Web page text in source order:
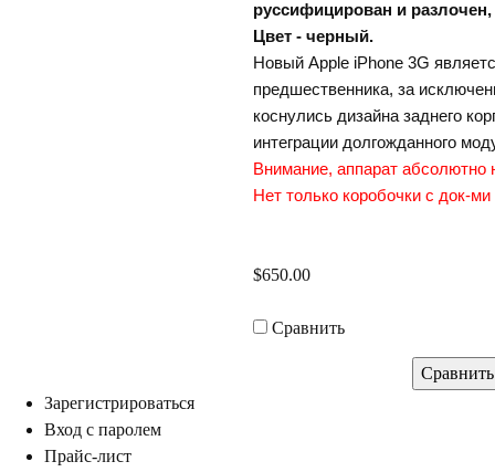
руссифицирован и
Цвет - черный.
Новый Apple iPhone 3G
предшественника, за
коснулись дизайна заднего
интеграции долгожданного
нимание, аппарат абсолютно
Нет только коробочки с док-
$650.00
Сравнить
Зарегистрироваться
ход с паролем
Прайс-лист